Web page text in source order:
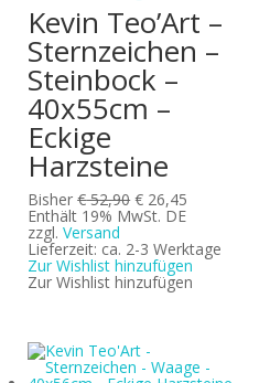
Kevin Teo’Art –
Sternzeichen –
Steinbock –
40x55cm –
Eckige
Harzsteine
Bisher €52,90Ursprünglicher
Preis
€ 52,90
€ 26,45
€ 26,45.
Enthält 19% MwSt. DE
zzgl.Versand
Lieferzeit: ca. 2-3 Werktage
Zur Wishlist hinzufügen
Zur Wishlist hinzufügen